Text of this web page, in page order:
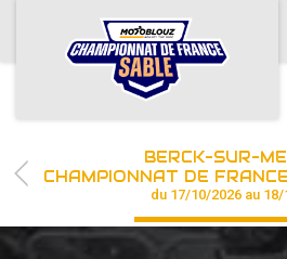
ACCUEIL
ACTUS
CHAMPIONNAT
RÉSULTATS
BERCK-SUR-
CHAMPIONNAT DE FRANCE DE
du 17/10/2026 au